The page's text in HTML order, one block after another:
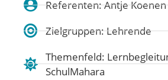
Referenten: Antje Koenen
Zielgruppen: Lehrende
Themenfeld:
SchulMahara